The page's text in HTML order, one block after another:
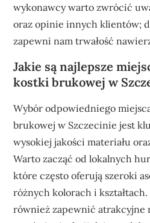
wykonawcy warto zwrócić
oraz opinie innych klientów;
zapewni nam trwałość
Jakie są najlepsze
kostki brukowej w
Wybór odpowiedniego
brukowej w Szczecinie jest
wysokiej jakości materiału
Warto zacząć od lokalnych
które często oferują szeroki
różnych kolorach i
również zapewnić atrakcyjne